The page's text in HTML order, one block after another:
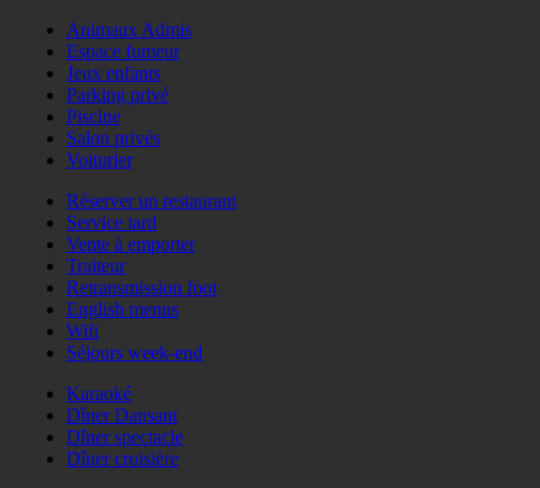
Animaux Admis
Espace fumeur
Jeux enfants
Parking privé
Piscine
Salon privés
Voiturier
Réserver un restaurant
Service tard
Vente à emporter
Traiteur
Retransmission foot
English menus
Wifi
Séjours week-end
Karaoké
Dîner Dansant
Dîner spectacle
Dîner croisière